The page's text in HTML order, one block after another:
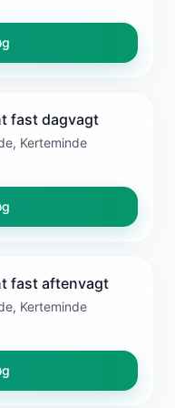
fast dagvagt
Kerteminde
fast aftenvagt
Kerteminde